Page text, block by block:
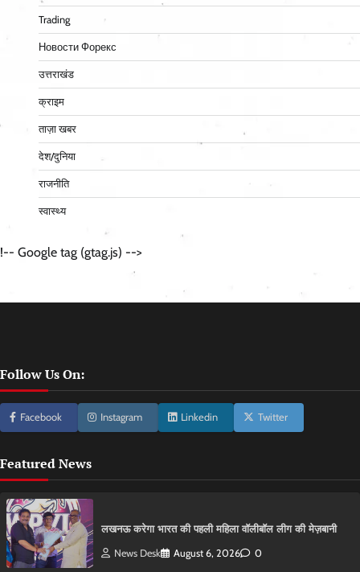
Trading
Новости Форекс
उत्तराखंड
क्राइम
ताज़ा खबर
देश/दुनिया
राजनीति
स्वास्थ्य
!-- Google tag (gtag.js) -->
Follow Us On:
Facebook Instagram Linkedin Twitter
Featured News
लखनऊ करेगा भारत की पहली महिला वॉलीबॉल लीग की मेज़बानी
News Desk August 6, 2026 0